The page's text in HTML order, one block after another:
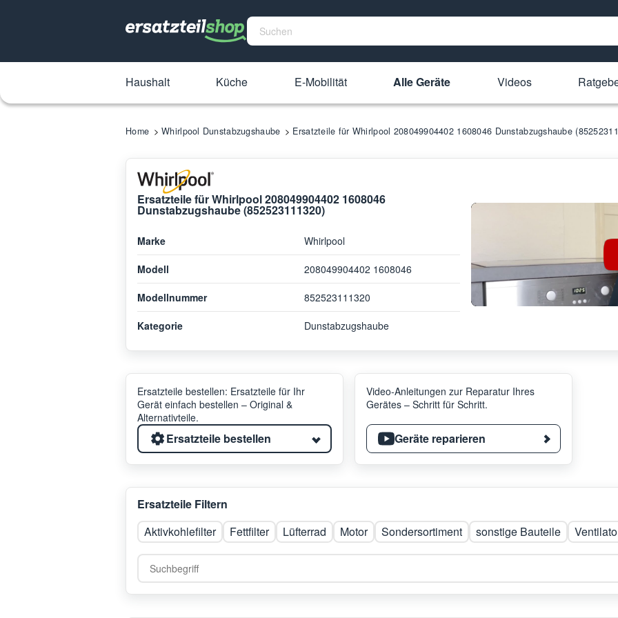
Haushalt Küche E-Mobilität Alle Geräte Videos
Home Whirlpool Dunstabzugshaube Ersatzteile für Whirlpool 208049904402 1608046 Dunstabzugshaube
Ersatzteile für Whirlpool 208049904402 1608046
Dunstabzugshaube (852523111320)
Marke Whirlpool
Modell 208049904402 1608046
Modellnummer 852523111320
Kategorie Dunstabzugshaube
Ersatzteile bestellen: Ersatzteile für Ihr
Gerät einfach bestellen – Original &
Alternativteile.
Ersatzteile bestellen
Video-Anleitungen zur Reparatur Ihres
Gerätes – Schritt für Schritt.
Geräte reparieren
Ersatzteile Filtern
Aktivkohlefilter
Fettfilter Lüfterrad Motor Sondersortiment sonstige Bauteile